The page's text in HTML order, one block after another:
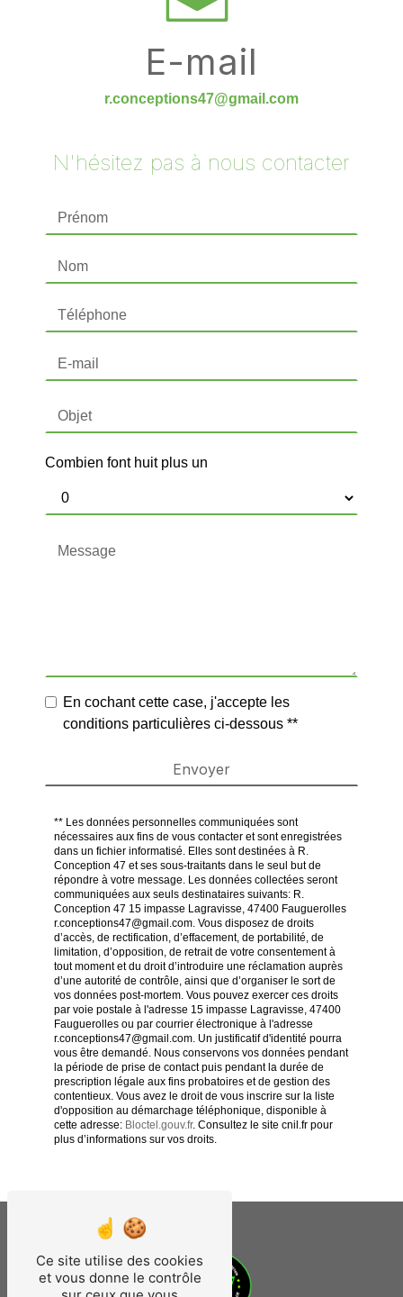
E-mail
r.conceptions47@gmail.com
N'hésitez pas à nous contacter
Combien font huit plus un
En cochant cette case, j'accepte les
conditions particulières ci-dessous **
Envoyer
** Les données personnelles communiquées sont
nécessaires aux fins de vous contacter et sont enregistrées
dans un fichier informatisé. Elles sont destinées à R.
Conception 47 et ses sous-traitants dans le seul but de
répondre à votre message. Les données collectées seront
communiquées aux seuls destinataires suivants: R.
Conception 47 15 impasse Lagravisse, 47400 Fauguerolles
r.conceptions47@gmail.com. Vous disposez de droits
d’accès, de rectification, d’effacement, de portabilité, de
limitation, d’opposition, de retrait de votre consentement à
tout moment et du droit d’introduire une réclamation auprès
d’une autorité de contrôle, ainsi que d’organiser le sort de
vos données post-mortem. Vous pouvez exercer ces droits
par voie postale à l'adresse 15 impasse Lagravisse, 47400
Fauguerolles ou par courrier électronique à l'adresse
r.conceptions47@gmail.com. Un justificatif d'identité pourra
vous être demandé. Nous conservons vos données pendant
la période de prise de contact puis pendant la durée de
prescription légale aux fins probatoires et de gestion des
contentieux. Vous avez le droit de vous inscrire sur la liste
d'opposition au démarchage téléphonique, disponible à
cette adresse: Bloctel.gouv.fr. Consultez le site cnil.fr pour
plus d’informations sur vos droits.
Ce site utilise des cookies
et vous donne le contrôle